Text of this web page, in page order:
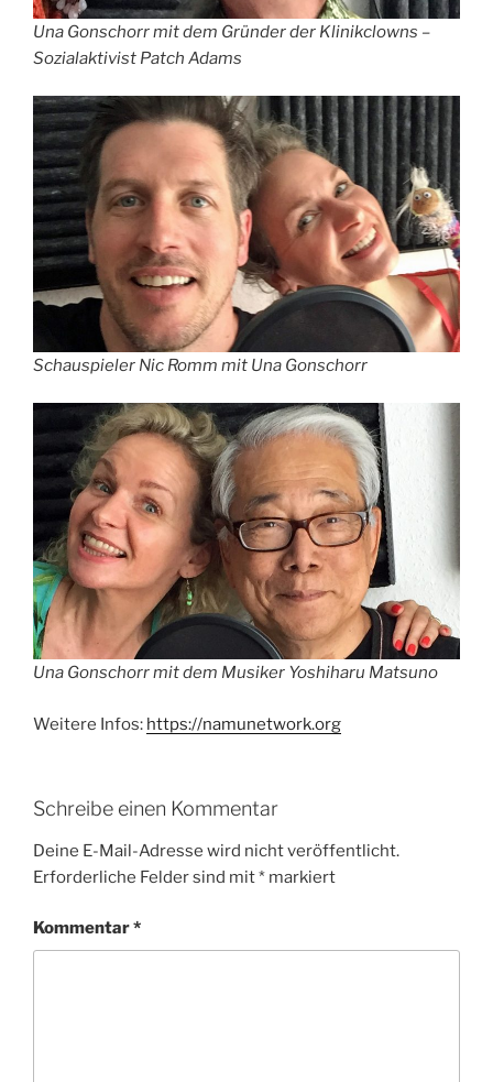
Una Gonschorr mit dem Gründer der Klinikclowns –
Sozialaktivist Patch Adams
Schauspieler Nic Romm mit Una Gonschorr
Una Gonschorr mit dem Musiker Yoshiharu Matsuno
Weitere Infos: https://namunetwork.org
Schreibe einen Kommentar
Deine E-Mail-Adresse wird nicht veröffentlicht.
Erforderliche Felder sind mit* markiert
Kommentar*